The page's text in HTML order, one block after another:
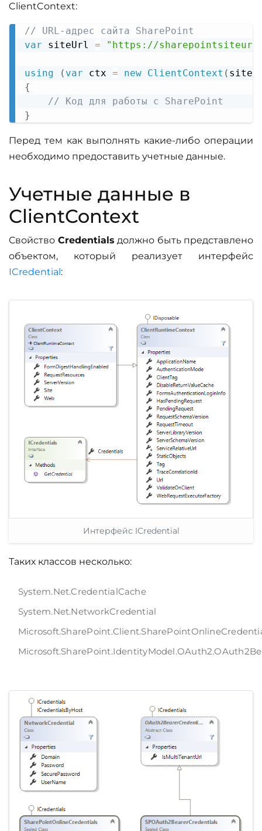
ClientContext:
// URL-адрес сайта SharePoint
var siteUrl = "https://
using ( var ctx = new ClientContext (
{
// Код для работы с SharePoint
}
Перед тем как выполнять какие-либо операции
необходимо предоставить учетные данные.
Учетные данные в
ClientContext
Свойство Credentials должно быть представлено
объектом, который реализует интерфейс
ICredential :
Интерфейс ICredential
Таких классов несколько:
System.Net.CredentialCache
System.Net.NetworkCredential